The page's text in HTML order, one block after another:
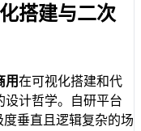
搭建与二次
用在可视化搭建和代
设计哲学。自研平台
垂直且逻辑复杂的场